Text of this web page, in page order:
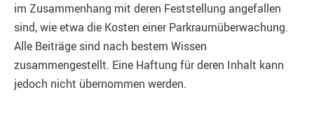
im Zusammenhang mit deren Feststellung angefallen
sind, wie etwa die Kosten einer Parkraumüberwachung.
Alle Beiträge sind nach bestem Wissen
zusammengestellt. Eine Haftung für deren Inhalt kann
jedoch nicht übernommen werden.